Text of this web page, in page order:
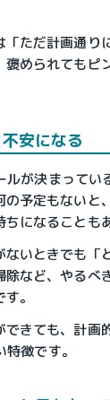
「ただ計画通り
褒められてもピ
安になる
が決まってい
予定もないと
になることも
いときでも「
など、やるべ
。
できても、計画
徴です。